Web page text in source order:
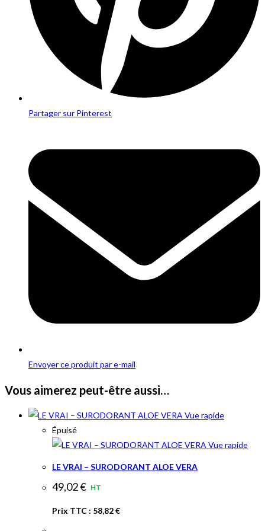
Partager sur Pinterest
new
window
Envoyer ce produit par e-mail
Vous aimerez peut-être aussi…
Vue rapide
Épuisé
Vue rapide
LE VRAI – SURODORANT ALOE VERA
49,02€ HT
Prix TTC : 58,82€